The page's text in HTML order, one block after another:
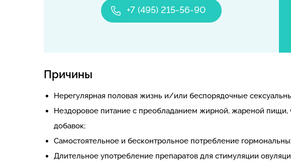
+7 (495) 215-56-90
Причины
Нерегулярная половая жизнь и/или беспорядочные
Нездоровое питание с преобладанием жирной, жареной пищи,
добавок;
Самостоятельное и бесконтрольное потребление
Длительное употребление препаратов для стимуляции